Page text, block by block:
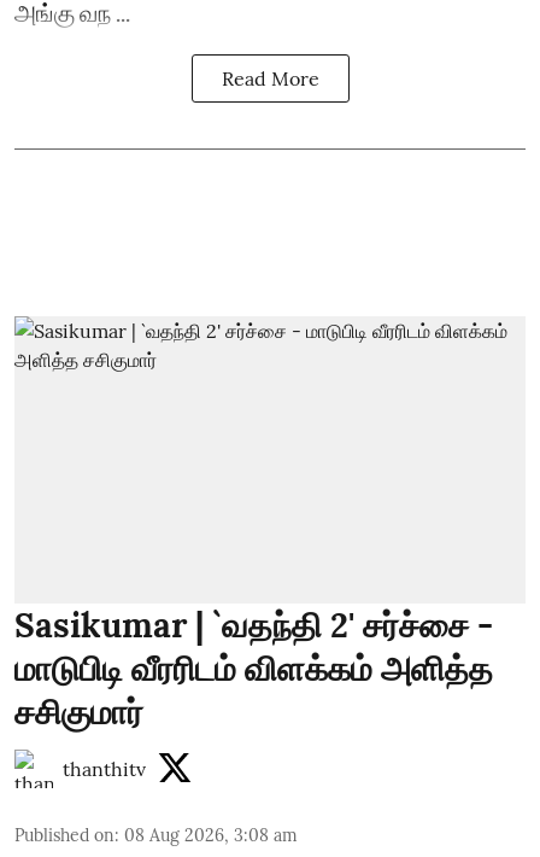
அங்கு வந ...
Read More
Sasikumar | `வதந்தி 2' சர்ச்சை -
மாடுபிடி வீரரிடம் விளக்கம் அளித்த
சசிகுமார்
thanthitv
Published on: 08 Aug 2026, 3:08 am